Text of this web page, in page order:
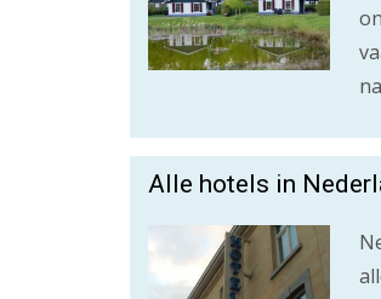
Alle hotels in